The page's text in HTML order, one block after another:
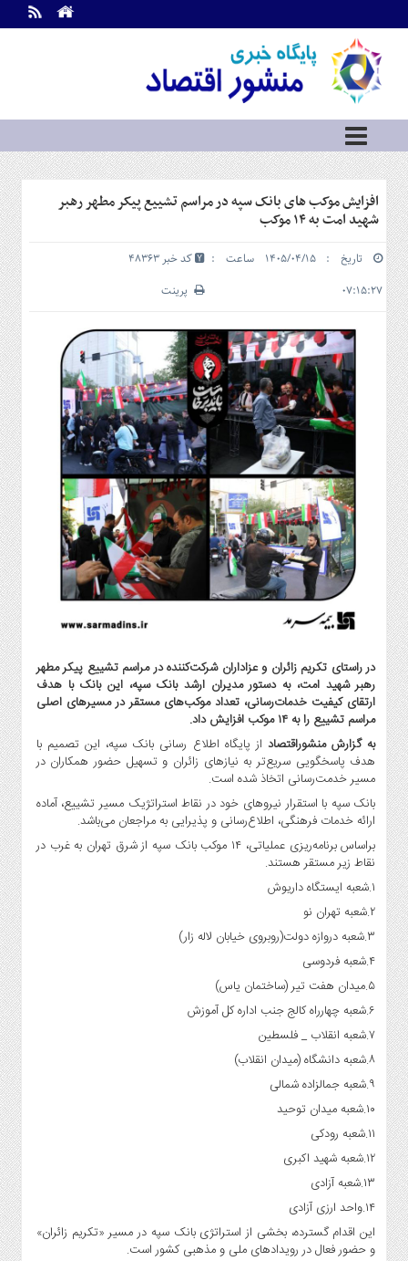
اطلاعات
تماس
ما
درباره
ما
سرویس
ها
خانه
سرمایه
و
بورس
و
شهری
گاز
و
پتروشیمی
و
خودرو
آپ
و
فن
آوری
،
بیمه
و
ارز
دیجیتال
کشاورزی
و
صنایع
غذایی
سیاسی
و
بین
الملل
نگاه
روز
گوناگون
افزایش موکب های بانک سپه در مراسم تشییع پیکر مطهر رهبر
شهید امت به ۱۴ موکب
تاریخ : ۱۴۰۵/۰۴/۱۵ ساعت :
۰۷:۱۵:۲۷
کد خبر 48363
پرینت
در راستای تکریم زائران و عزاداران شرکت‌کننده در مراسم تشییع پیکر مطهر
رهبر شهید امت، به دستور مدیران ارشد بانک سپه، این بانک با هدف
ارتقای کیفیت خدمات‌رسانی، تعداد موکب‌های مستقر در مسیرهای اصلی
مراسم تشییع را به ۱۴ موکب افزایش داد.
به گزارش منشوراقتصاد از پایگاه اطلاع رسانی بانک سپه، این تصمیم با
هدف پاسخگویی سریع‌تر به نیازهای زائران و تسهیل حضور همکاران در
مسیر خدمت‌رسانی اتخاذ شده است.
بانک سپه با استقرار نیروهای خود در نقاط استراتژیک مسیر تشییع، آماده
ارائه خدمات فرهنگی، اطلاع‌رسانی و پذیرایی به مراجعان می‌باشد.
براساس برنامه‌ریزی عملیاتی، ۱۴ موکب بانک سپه از شرق تهران به غرب در
نقاط زیر مستقر هستند.
۱.شعبه ایستگاه داریوش
۲.شعبه تهران نو
۳.شعبه دروازه دولت(روبروی خیابان لاله زار)
۴.شعبه فردوسی
۵.میدان هفت تیر (ساختمان یاس)
۶.شعبه چهارراه کالج جنب اداره کل آموزش
۷.شعبه انقلاب _ فلسطین
۸.شعبه دانشگاه (میدان انقلاب)
۹.شعبه جمالزاده شمالی
۱۰.شعبه میدان توحید
۱۱.شعبه رودکی
۱۲.شعبه شهید اکبری
۱۳.شعبه آزادی
۱۴.واحد ارزی آزادی
این اقدام گسترده، بخشی از استراتژی بانک سپه در مسیر «تکریم زائران»
و حضور فعال در رویدادهای ملی و مذهبی کشور است.